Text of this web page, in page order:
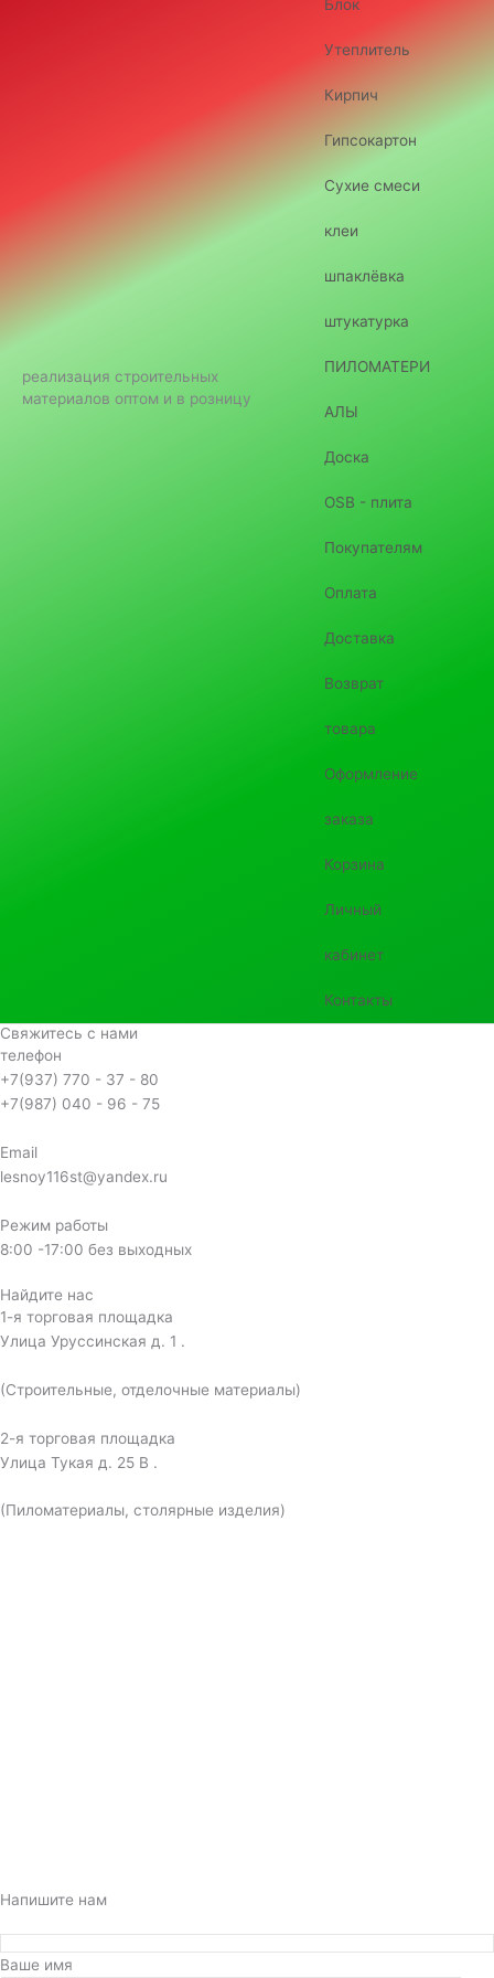
реализация строительных
материалов оптом и в розницу
Блок
Утеплитель
Кирпич
Гипсокартон
Сухие смеси
клеи
шпаклёвка
штукатурка
ПИЛОМАТЕРИ
АЛЫ
Доска
OSB - плита
Покупателям
Оплата
Доставка
Возврат
товара
Оформление
заказа
Корзина
Личный
кабинет
Контакты
Свяжитесь с нами
телефон
+7(937) 770 - 37 - 80
+7(987) 040 - 96 - 75
Email
lesnoy116st@yandex.ru
Режим работы
8:00 -17:00 без выходных
Найдите нас
1-я торговая площадка
Улица Уруссинская д. 1 .
(Строительные, отделочные материалы)
2-я торговая площадка
Улица Тукая д. 25 В .
(Пиломатериалы, столярные изделия)
Напишите нам
Ваше имя